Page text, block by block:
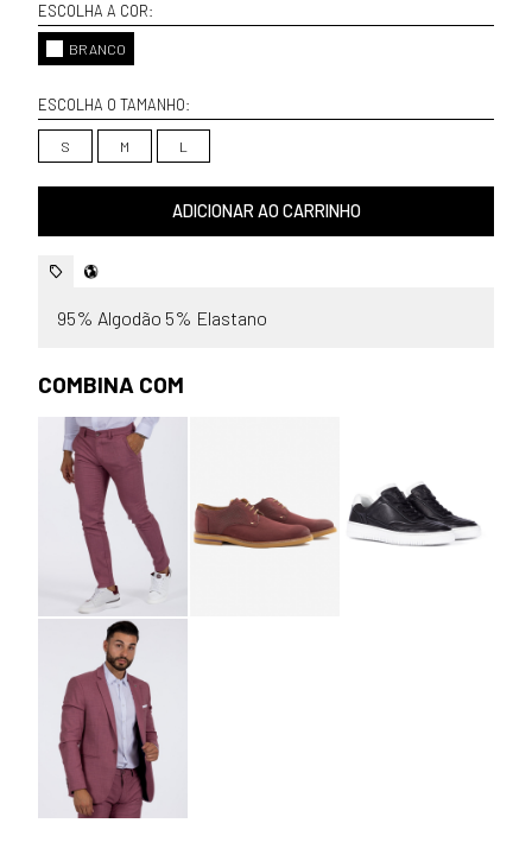
ESCOLHA A COR:
BRANCO
ESCOLHA O TAMANHO:
S M L
ADICIONAR AO CARRINHO
95% Algodão 5% Elastano
COMBINA COM